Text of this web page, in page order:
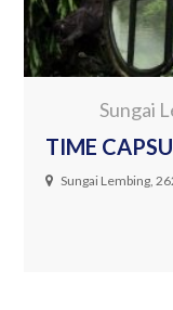
Sungai
TIME
Sungai Lembing,